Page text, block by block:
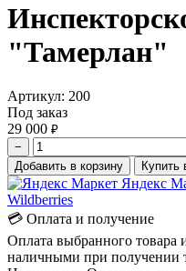
"Тамерлан"
Артикул: 200
Под заказ
29 000 ₽
−
Добавить в корзину
Купить
Яндекс
Wildberries
💳 Оплата и получение
Оплата выбранного товара
наличными при получении